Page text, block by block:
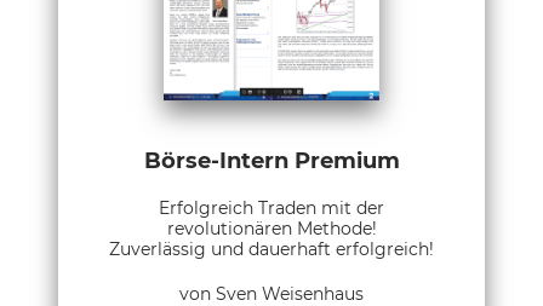
Börse-Intern Premium
Erfolgreich Traden mit der
revolutionären Methode!
Zuverlässig und dauerhaft erfolgreich!
von Sven Weisenhaus